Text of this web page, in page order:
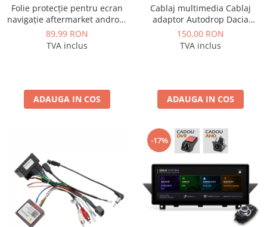
Folie protecție pentru ecran
navigație aftermarket android
10.1 inch - AD-BGCF10
89,99 RON
TVA inclus
ADAUGA IN COS
Cablaj multimedia Cablaj
adaptor Autodrop Dacia
Logan / Sandero pentru
Navigatii multimedia Android
150,00 RON
TVA inclus
ADAUGA IN COS
-17%